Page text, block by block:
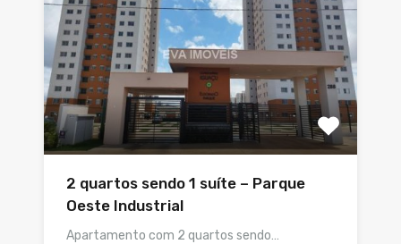
2 quartos sendo 1 suíte – Parque
Oeste Industrial
Apartamento com 2 quartos sendo…